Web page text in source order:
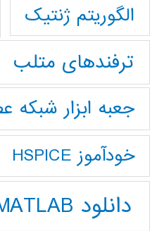
الگوریتم ژنتیک
ترفندهای متلب
جعبه ابزار شبکه
خودآموز HSPICE
دانلود MATLAB